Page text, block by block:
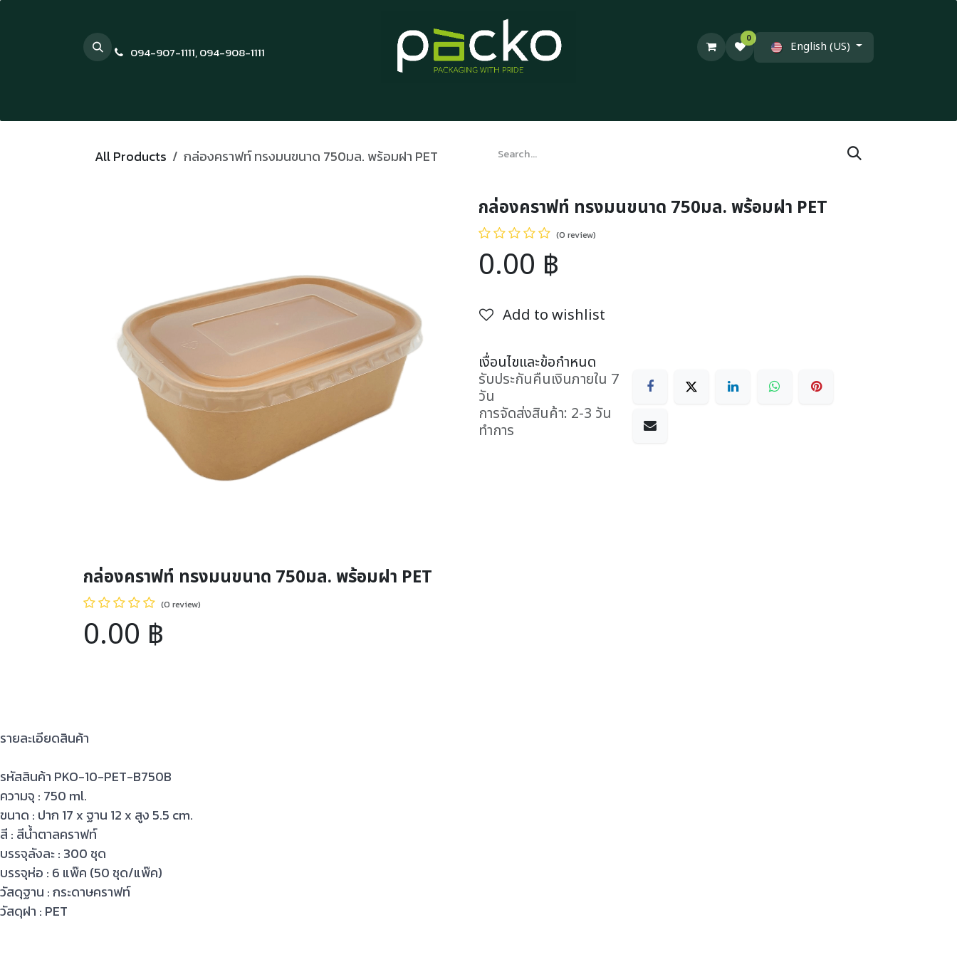
094-907-1111,094-908-1111
0
English (US)
All Products กล่องคราฟท์ ทรงมนขนาด 750มล. พร้อมฝา PET
กล่องคราฟท์ ทรงมนขนาด 750มล. พร้อมฝา PET
(0 review)
0.00 ฿
Add to wishlist
เงื่อนไขและข้อกำหนด
รับประกันคืนเงินภายใน 7
วัน
การจัดส่งสินค้า: 2-3 วัน
ทำการ
กล่องคราฟท์ ทรงมนขนาด 750มล. พร้อมฝา PET
(0 review)
0.00 ฿
รายละเอียดสินค้า
รหัสสินค้า PKO-10-PET-B750B
ความจุ : 750 ml.
ขนาด : ปาก 17 x ฐาน 12 x สูง 5.5 cm.
สี : สีน้ำตาลคราฟท์
บรรจุลังละ : 300 ชุด
บรรจุห่อ : 6 แพ๊ค (50 ชุด/แพ๊ค)
วัสดุฐาน : กระดาษคราฟท์
วัสดุฝา : PET